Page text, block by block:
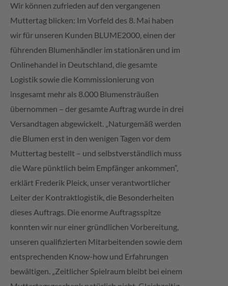
Wir können zufrieden auf den vergangenen
Muttertag blicken: Im Vorfeld des 8. Mai haben
wir für unseren Kunden BLUME2000, einen der
führenden Blumenhändler im stationären und im
Onlinehandel in Deutschland, die gesamte
Logistik sowie die Kommissionierung von
insgesamt mehr als 8.000 Blumensträußen
übernommen – der gesamte Auftrag wurde in drei
Versandtagen abgewickelt. „Naturgemäß werden
die Blumen erst in den wenigen Tagen vor dem
Muttertag bestellt – und selbstverständlich muss
die Ware pünktlich beim Empfänger ankommen“,
erklärt Frederik Pleick, unser verantwortlicher
Leiter der Kontraktlogistik, die Besonderheiten
dieses Auftrags. Die enorme Auftragsspitze
konnten wir nur einer gründlichen Vorbereitung,
unseren qualifizierten Mitarbeitenden sowie dem
entsprechenden Know-how und Erfahrungen
bewältigen. „Zeitlicher Spielraum bleibt bei einem